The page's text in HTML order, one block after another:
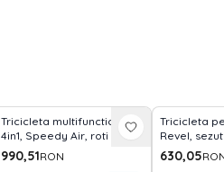
Tricicleta multifunctionala
4in1, Speedy Air, roti cu
camera, scaun rotativ,
Ivory&Black
990,51RON
Tricicleta
Revel,
grade, 1-5
630,05